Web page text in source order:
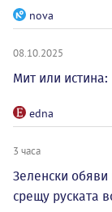
nova
08.10.2025
Мит или
edna
3 часа
Зеленски
срещу руската